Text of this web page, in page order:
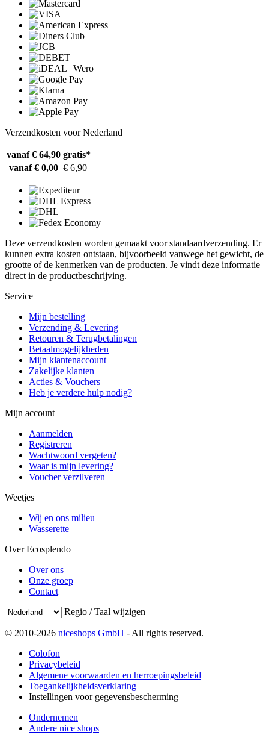
Verzendkosten voor Nederland
vanaf € 64,90 gratis*
vanaf € 0,00 € 6,90
Deze verzendkosten worden gemaakt voor standaardverzending. Er
kunnen extra kosten ontstaan, bijvoorbeeld vanwege het gewicht, de
grootte of de kenmerken van de producten. Je vindt deze informatie
direct in de productbeschrijving.
Service
Mijn bestelling
Verzending & Levering
Retouren & Terugbetalingen
Betaalmogelijkheden
Mijn klantenaccount
Zakelijke klanten
Acties & Vouchers
Heb je verdere hulp nodig?
Mijn account
Aanmelden
Registreren
Wachtwoord vergeten?
Waar is mijn levering?
Voucher verzilveren
Weetjes
Wij en ons milieu
Wasserette
Over Ecosplendo
Over ons
Onze groep
Contact
Regio / Taal wijzigen
© 2010-2026 niceshops GmbH - All rights reserved.
Colofon
Privacybeleid
Algemene voorwaarden en herroepingsbeleid
Toegankelijkheidsverklaring
Instellingen voor gegevensbescherming
Ondernemen
Andere nice shops